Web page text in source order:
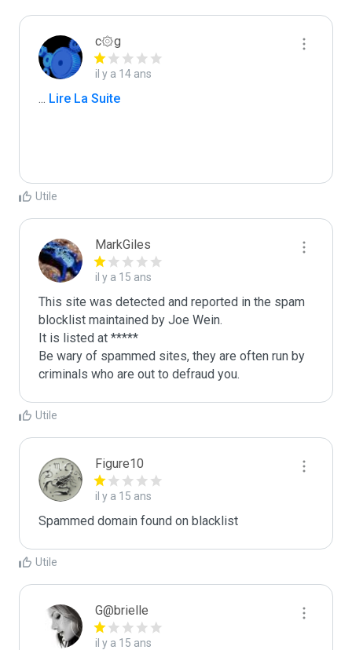
c۞g
il y a 14 ans
... Lire La Suite
Utile
MarkGiles
il y a 15 ans
This site was detected and reported in the spam
blocklist maintained by Joe Wein.
It is listed at *****
Be wary of spammed sites, they are often run by
criminals who are out to defraud you.
Utile
Figure10
il y a 15 ans
Spammed domain found on blacklist
Utile
G@brielle
il y a 15 ans